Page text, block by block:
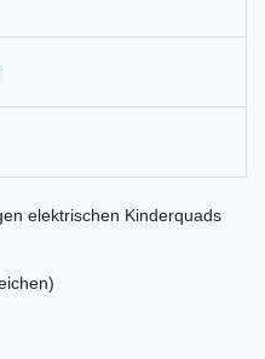
elektrischen Kinderquads